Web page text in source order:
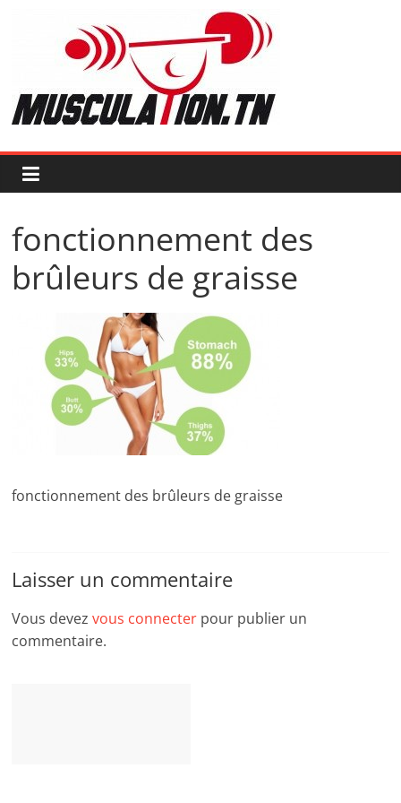
Musculation.tn
Pour
avoir
des
muscles
fonctionnement des
brûleurs de graisse
fonctionnement des brûleurs de graisse
Laisser un commentaire
Vous devezvous connecter pour publier un
commentaire.